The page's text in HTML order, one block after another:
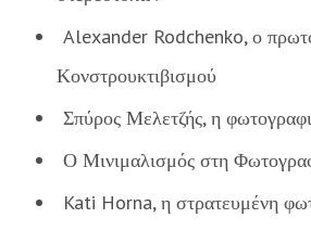
Alexander Rodchenko, ο
Κονστρουκτιβισμού
Σπύρος Μελετζής, η
Ο Μινιμαλισμός στη
Kati Horna, η στρατευμένη